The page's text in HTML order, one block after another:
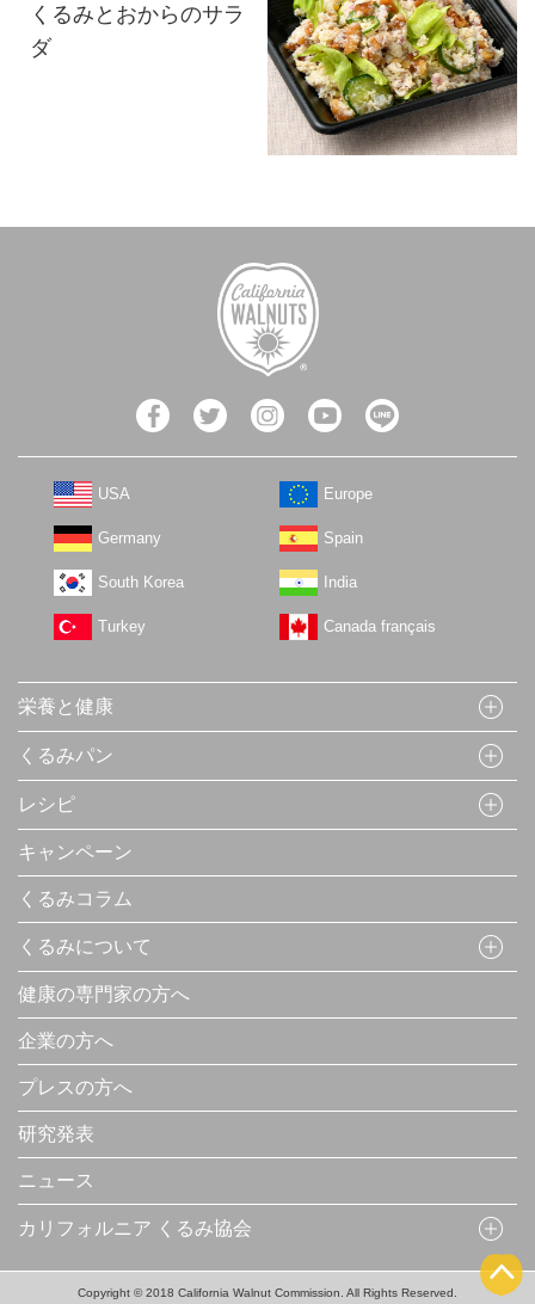
くるみとおからのサラ
ダ
USA Europe
Germany Spain
South Korea India
Turkey Canada français
栄養と健康
くるみパン
レシピ
キャンペーン
くるみコラム
くるみについて
健康の専門家の方へ
企業の方へ
プレスの方へ
研究発表
ニュース
カリフォルニア くるみ協会
Copyright © 2018 California Walnut Commission. All Rights Reserved.